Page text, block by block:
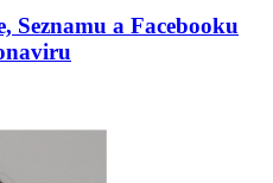
Seznamu a Facebooku